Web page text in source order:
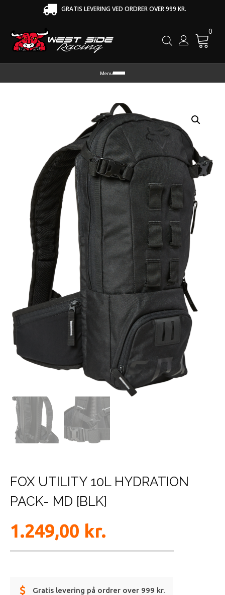
GRATIS LEVERING VED ORDRER OVER 999 KR.
0
Menu
FOX UTILITY 10L HYDRATION
PACK- MD [BLK]
1.249,00 kr.
Gratis levering på ordrer over 999 kr.